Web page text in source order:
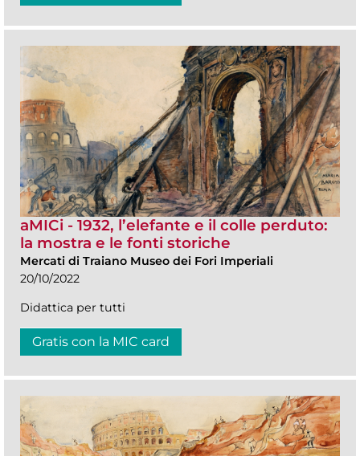
aMICi - 1932, l’elefante e il colle perduto:
la mostra e le fonti storiche
Mercati di Traiano Museo dei Fori Imperiali
20/10/2022
Didattica per tutti
Gratis con la MIC card